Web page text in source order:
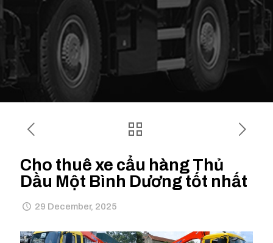
Cho thuê xe cẩu hàng Thủ
Dầu Một Bình Dương tốt nhất
29 December, 2025